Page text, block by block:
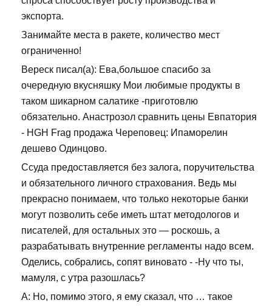
экспорта.
Занимайте места в ракете, количество мест
ограниченно!
Вереск писал(а): Ева,большое спасибо за
очередную вкусняшку Мои любимые продукты в
таком шикарном салатике -приготовлю
обязательно. Анастрозол сравнить цены Евпатория
- HGH Frag продажа Череповец: Ипаморелин
дешево Одинцово.
Ссуда предоставляется без залога, поручительства
и обязательного личного страхования. Ведь мы
прекрасно понимаем, что только некоторые банки
могут позволить себе иметь штат методологов и
писателей, для остальных это — роскошь, а
разрабатывать внутренние регламенты надо всем.
Оделись, собрались, сопят виновато - -Ну что ты,
мамуля, с утра разошлась?
А: Но, помимо этого, я ему сказал, что … такое